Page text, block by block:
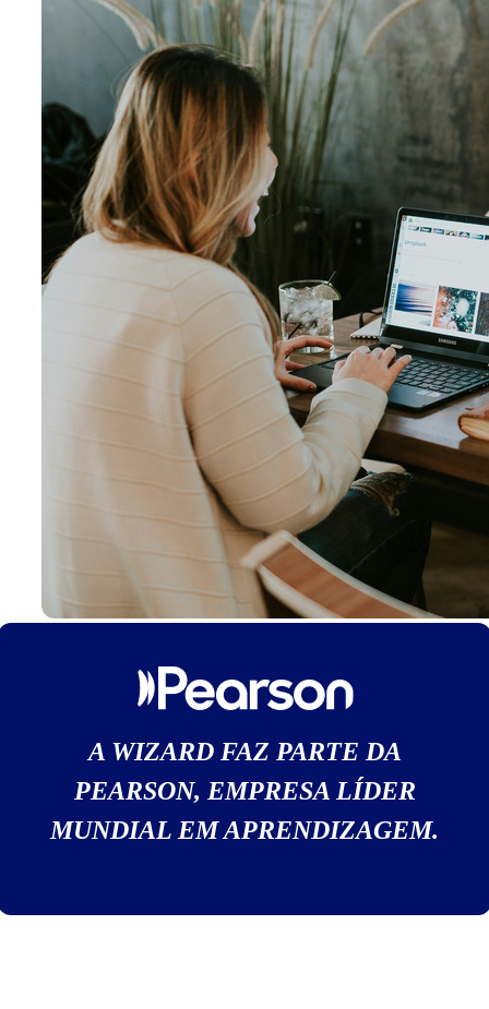
A WIZARD FAZ PARTE DA
PEARSON, EMPRESA LÍDER
MUNDIAL EM APRENDIZAGEM.